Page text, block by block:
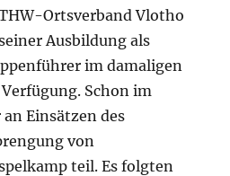
Ortsverband Vlotho
Ausbildung als
im damaligen
Schon im
Einsätzen des
von
teil. Es folgten